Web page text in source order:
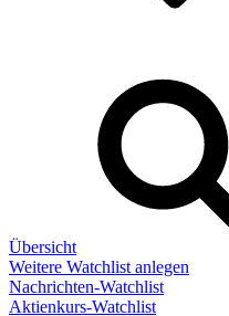
Übersicht
Weitere Watchlist anlegen
Nachrichten-Watchlist
Aktienkurs-Watchlist